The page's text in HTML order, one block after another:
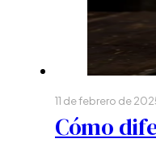
11 de febrero de
Cómo